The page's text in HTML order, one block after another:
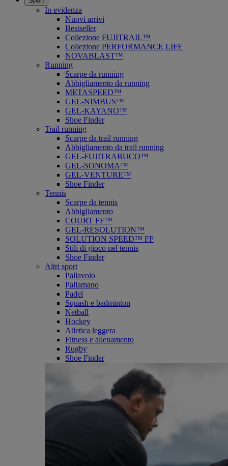
In evidenza
Nuovi arrivi
Bestseller
Collezione FUJITRAIL™
Collezione PERFORMANCE LIFE
NOVABLAST™
Running
Scarpe da running
Abbigliamento da running
METASPEED™
GEL-NIMBUS™
GEL-KAYANO™
Shoe Finder
Trail running
Scarpe da trail running
Abbigliamento da trail running
GEL-FUJITRABUCO™
GEL-SONOMA™
GEL-VENTURE™
Shoe Finder
Tennis
Scarpe da tennis
Abbigliamento
COURT FF™
GEL-RESOLUTION™
SOLUTION SPEED™ FF
Stili di gioco nel tennis
Shoe Finder
Altri sport
Pallavolo
Pallamano
Padel
Squash e badminton
Netball
Hockey
Atletica leggera
Fitness e allenamento
Rugby
Shoe Finder